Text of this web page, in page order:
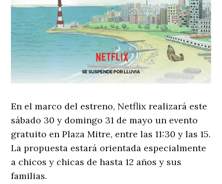
En el marco del estreno, Netflix realizará este
sábado 30 y domingo 31 de mayo un evento
gratuito en Plaza Mitre, entre las 11:30 y las 15.
La propuesta estará orientada especialmente
a chicos y chicas de hasta 12 años y sus
familias.